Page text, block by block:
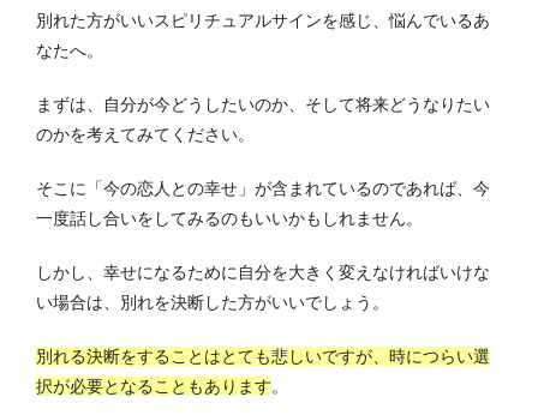
別れた方がいいスピリチュアルサインを感じ、悩んでいるあ
なたへ。
まずは、自分が今どうしたいのか、そして将来どうなりたい
のかを考えてみてください。
そこに「今の恋人との幸せ」が含まれているのであれば、今
一度話し合いをしてみるのもいいかもしれません。
しかし、幸せになるために自分を大きく変えなければいけな
い場合は、別れを決断した方がいいでしょう。
別れる決断をすることはとても悲しいですが、時につらい選
択が必要となることもあります。